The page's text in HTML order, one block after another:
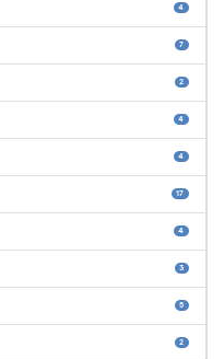
4
7
2
4
4
17
4
3
5
2